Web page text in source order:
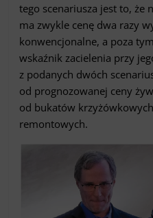
tego scenariusza jest to, że
ma zwykle cenę dwa razy
konwencjonalne, a poza
wskaźnik zacielenia przy
z podanych dwóch
od prognozowanej ceny
od bukatów
remontowych.